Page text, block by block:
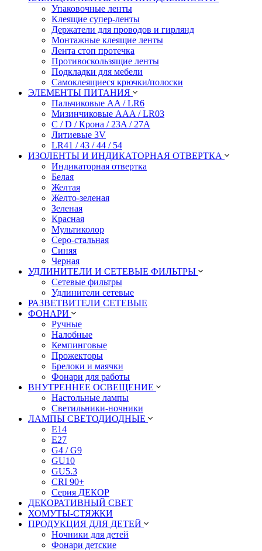
Упаковочные ленты
Клеящие супер-ленты
Держатели для проводов и гирлянд
Монтажные клеящие ленты
Лента стоп протечка
Противоскользящие ленты
Подкладки для мебели
Самоклеящиеся крючки/полоски
ЭЛЕМЕНТЫ ПИТАНИЯ
Пальчиковые AA / LR6
Мизинчиковые AAA / LR03
C / D / Крона / 23A / 27A
Литиевые 3V
LR41 / 43 / 44 / 54
ИЗОЛЕНТЫ И ИНДИКАТОРНАЯ ОТВЕРТКА
Индикаторная отвертка
Белая
Желтая
Желто-зеленая
Зеленая
Красная
Мультиколор
Серо-стальная
Синяя
Черная
УДЛИНИТЕЛИ И СЕТЕВЫЕ ФИЛЬТРЫ
Сетевые фильтры
Удлинители сетевые
РАЗВЕТВИТЕЛИ СЕТЕВЫЕ
ФОНАРИ
Ручные
Налобные
Кемпинговые
Прожекторы
Брелоки и маячки
Фонари для работы
ВНУТРЕННЕЕ ОСВЕЩЕНИЕ
Настольные лампы
Светильники-ночники
ЛАМПЫ СВЕТОДИОДНЫЕ
E14
E27
G4 / G9
GU10
GU5.3
CRI 90+
Серия ДЕКОР
ДЕКОРАТИВНЫЙ СВЕТ
ХОМУТЫ-СТЯЖКИ
ПРОДУКЦИЯ ДЛЯ ДЕТЕЙ
Ночники для детей
Фонари детские